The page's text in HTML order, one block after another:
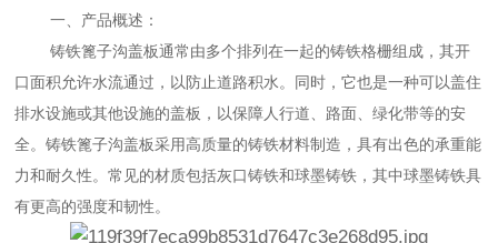
一、产品概述：
铸铁篦子沟盖板通常由多个排列在一起的铸铁格栅组成，其开
口面积允许水流通过，以防止道路积水。同时，它也是一种可以盖住
排水设施或其他设施的盖板，以保障人行道、路面、绿化带等的安
全。铸铁篦子沟盖板采用高质量的铸铁材料制造，具有出色的承重能
力和耐久性。常见的材质包括灰口铸铁和球墨铸铁，其中球墨铸铁具
有更高的强度和韧性。